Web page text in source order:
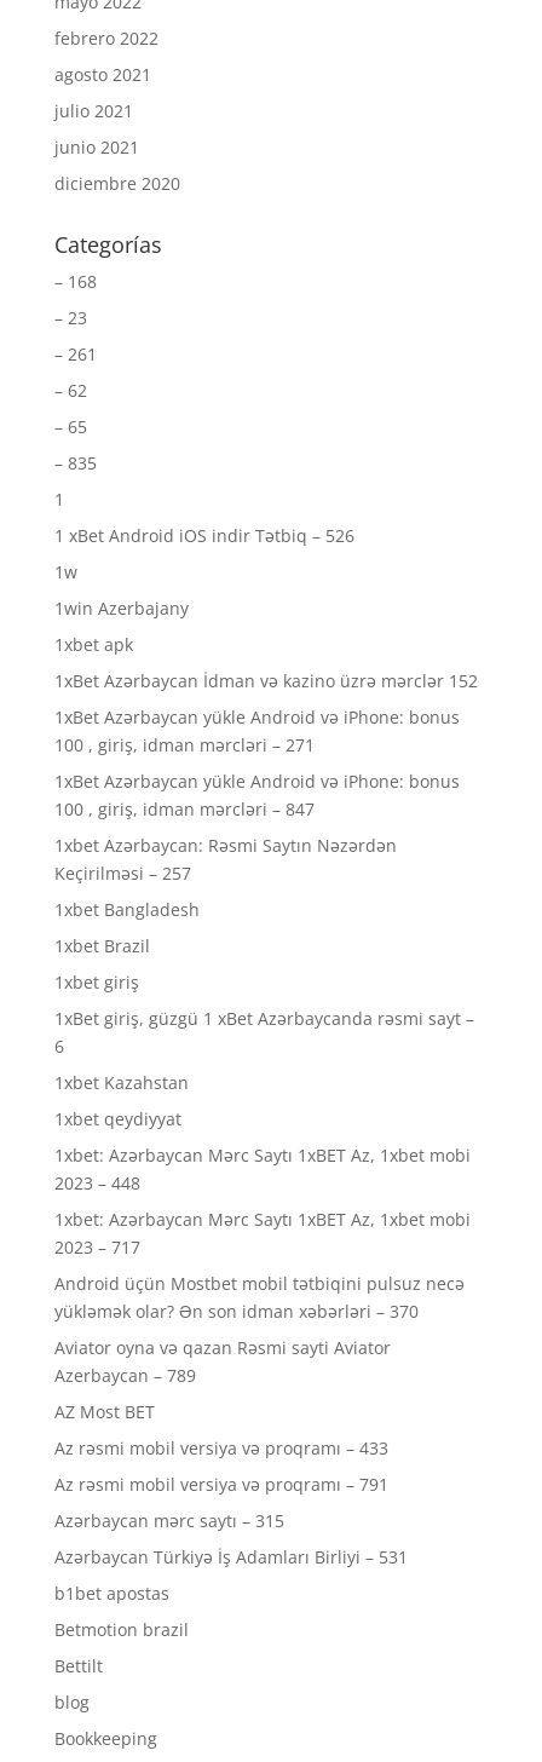
febrero 2022
agosto 2021
julio 2021
junio 2021
diciembre 2020
Categorías
– 168
– 23
– 261
– 62
– 65
– 835
1
1 xBet Android iOS indir Tətbiq – 526
1w
1win Azerbajany
1xbet apk
1xBet Azərbaycan İdman və kazino üzrə mərclər 152
1xBet Azərbaycan yükle Android və iPhone: bonus
100 , giriş, idman mərcləri – 271
1xBet Azərbaycan yükle Android və iPhone: bonus
100 , giriş, idman mərcləri – 847
1xbet Azərbaycan: Rəsmi Saytın Nəzərdən
Keçirilməsi – 257
1xbet Bangladesh
1xbet Brazil
1xbet giriş
1xBet giriş, güzgü 1 xBet Azərbaycanda rəsmi sayt –
6
1xbet Kazahstan
1xbet qeydiyyat
1xbet: Azərbaycan Mərc Saytı 1xBET Az, 1xbet mobi
2023 – 448
1xbet: Azərbaycan Mərc Saytı 1xBET Az, 1xbet mobi
2023 – 717
Android üçün Mostbet mobil tətbiqini pulsuz necə
yükləmək olar? Ən son idman xəbərləri – 370
Aviator oyna və qazan Rəsmi sayti Aviator
Azerbaycan – 789
AZ Most BET
Az rəsmi mobil versiya və proqramı – 433
Az rəsmi mobil versiya və proqramı – 791
Azərbaycan mərc saytı – 315
Azərbaycan Türkiyə İş Adamları Birliyi – 531
b1bet apostas
Betmotion brazil
Bettilt
blog
Bookkeeping